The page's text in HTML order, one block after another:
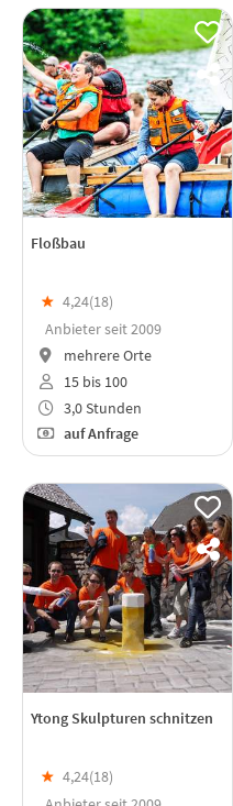
Floßbau
★ 4,24(18)
Anbieter seit 2009
mehrere Orte
15 bis 100
3,0 Stunden
auf Anfrage
Ytong Skulpturen schnitzen
★ 4,24(18)